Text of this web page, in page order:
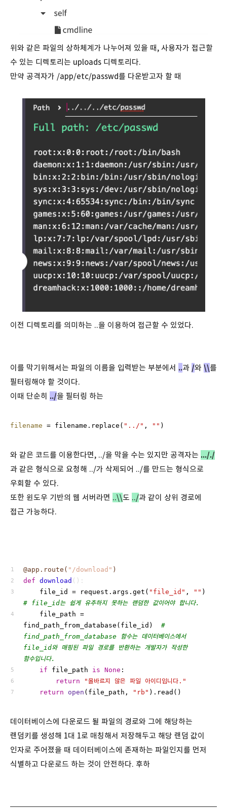
위와 같은 파일의 상하체계가 나누어져 있을 때, 사용자가 접근할
수 있는 디렉토리는 uploads 디렉토리다.
만약 공격자가 /app/etc/passwd를 다운받고자 할 때
이전 디렉토리를 의미하는 ..을 이용하여 접근할 수 있었다.
이를 막기위해서는 파일의 이름을 입력받는 부분에서 ..과 /와 \\를
필터링해야 할 것이다.
이때 단순히 ../을 필터링 하는
filename = filename.replace( "../" , "" )
와 같은 코드를 이용한다면, ../을 막을 수는 있지만 공격자는 ..././
과 같은 형식으로 요청해 ../가 삭제되어 ../를 만드는 형식으로
우회할 수 있다.
또한 윈도우 기반의 웹 서버라면 ..\\도 ../과 같이 상위 경로에
접근 가능하다.
@app.route( "/download" )
def download ():
    file_id = request.args.get(
"file_id" , ""
# file_id는 쉽게 유추하지 못하는 랜덤한 값이어야 합니다.
find_path_from_database(file_id) #
find_path_from_database 함수는 데이터베이스에서
file_id와 매핑된 파일 경로를 반환하는 개발자가 작성한
함수입니다.
if file_path is None :
return
"올바르지 않은 파일 아이디입니다."
return
open (file_path, "rb" ).read()
데이터베이스에 다운로드 될 파일의 경로와 그에 해당하는
랜덤키를 생성해 1대 1로 매칭해서 저장해두고 해당 랜덤 값이
인자로 주어졌을 때 데이터베이스에 존재하는 파일인지를 먼저
식별하고 다운로드 하는 것이 안전하다. 후하